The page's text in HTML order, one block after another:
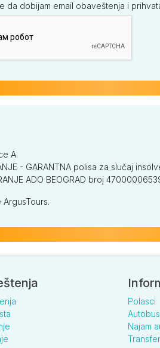
da dobijam email obaveštenja i
A.
- GARANTNA polisa za slučaj
ADO BEOGRAD broj
Polasci
Najam